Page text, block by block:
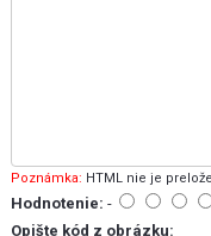
Poznámka: HTML nie je
Hodnotenie: -
Opište kód z obrázku: